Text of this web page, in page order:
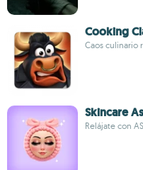
Cooking
Caos culinario
Skincare
Relájate con